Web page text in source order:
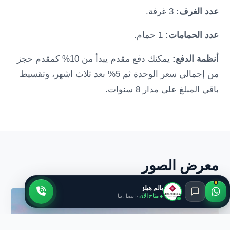
عدد الغرف: 3 غرفة.
عدد الحمامات: 1 حمام.
أنظمة الدفع:
يمكنك دفع مقدم يبدأ من 10% كمقدم حجز
من إجمالي سعر الوحدة ثم 5% بعد ثلاث اشهر، وتقسيط
باقي المبلغ على مدار 8 سنوات.
معرض الصور
بالم هيلز
● متاح الآن · اتصل بنا